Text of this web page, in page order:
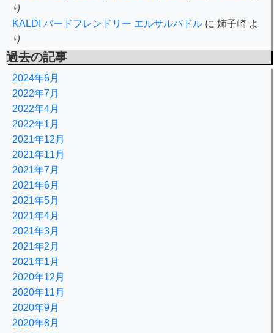
り
KALDI バードフレンドリー エルサルバドル に 姉子崎 よ
り
過去の記事
2024年6月
2022年7月
2022年4月
2022年1月
2021年12月
2021年11月
2021年7月
2021年6月
2021年5月
2021年4月
2021年3月
2021年2月
2021年1月
2020年12月
2020年11月
2020年9月
2020年8月